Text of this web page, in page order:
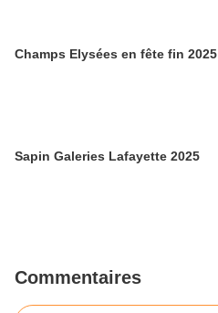
Champs Elysées en fête fin 2025
Sapin Galeries Lafayette 2025
Commentaires